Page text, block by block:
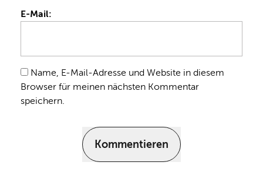
E-Mail:
Name, E-Mail-Adresse und Website in diesem
Browser für meinen nächsten Kommentar
speichern.
Kommentieren